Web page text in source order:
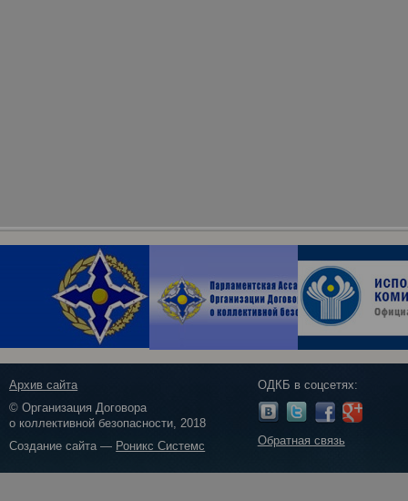
Архив сайта
© Организация Договора
о коллективной безопасности, 2018
Создание сайта — Роникс Системс
ОДКБ в соцсетях:
Обратная связь